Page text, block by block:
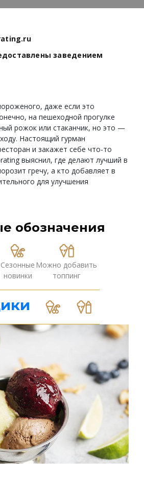
заведением
даже если это
на пешеходной прогулке
рожок или стаканчик, но это —
Настоящий гурман
и закажет себе что-то
выяснил, где делают лучший в
гречу, а кто добавляет в
для улучшения
обозначения
Сезонные
новинки
Можно добавить
топпинг